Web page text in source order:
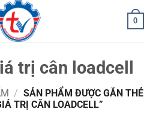
0
trị cân loadcell
/ SẢN PHẨM ĐƯỢC GẮN THẺ
TRỊ CÂN LOADCELL”